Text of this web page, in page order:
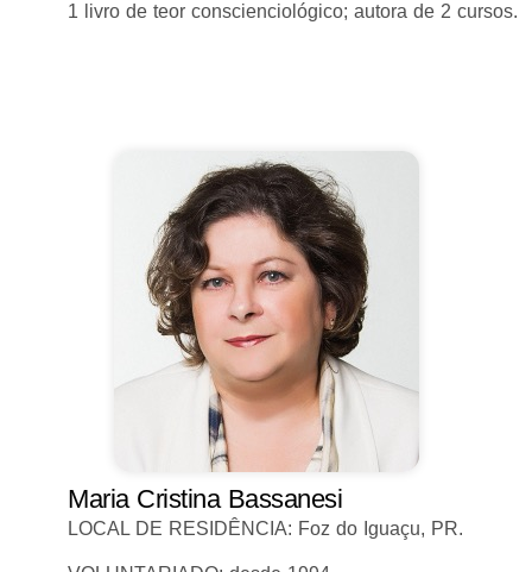
1 livro de teor conscienciológico; autora de 2 cursos.
Maria Cristina Bassanesi
LOCAL DE RESIDÊNCIA: Foz do Iguaçu, PR.